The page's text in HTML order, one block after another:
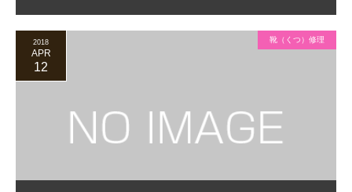
2018
APR
12
靴（くつ）修理